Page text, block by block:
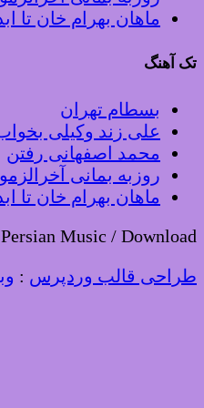
ماهان بهرام خان تا
تک آهنگ
بسطام تهران
علی زند وکیلی
محمد اصفهانی رفتن
روزبه بمانی
ماهان بهرام خان تا
Music / Download
طراحی قالب وردپرس :